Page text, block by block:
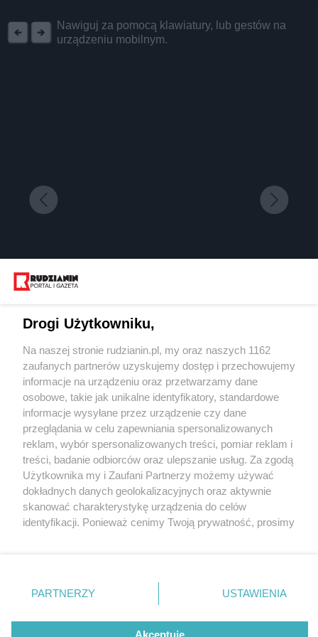
Nawiguj za pomocą klawiatury, lub gestów na
urządzeniu mobilnym.
warzywa nie muszą być drogie
5 / 1
Wydawca mediów
Nie zapomnij
zapoznać się z:
polityką prywatności regulamin korzystania z portali
Twojemiasto
Piekary Śląskie
Chorzów
Tarnowskie Góry
Gliwice
Skontakuj sięz nami
Kontakt
Wydawca
Redakcja
Drogi Użytkowniku,
Na naszej stronie rudzianin.pl, my oraz naszych 1162
zaufanych partnerów uzyskujemy dostęp i przechowujemy
informacje na urządzeniu oraz przetwarzamy dane
osobowe, takie jak unikalne identyfikatory, standardowe
informacje wysyłane przez urządzenie czy dane
przeglądania w celu zapewniania spersonalizowanych
reklam, wybór spersonalizowanych treści, pomiar reklam i
treści, badanie odbiorców oraz ulepszanie usług. Za zgodą
Użytkownika my i Zaufani Partnerzy możemy używać
dokładnych danych geolokalizacyjnych oraz aktywnie
skanować charakterystykę urządzenia do celów
identyfikacji. Ponieważ cenimy Twoją prywatność, prosimy
prywatności znajdujący się w lewym dolnym rogu strony
. Niektóre rodzaje przetwarzania danych nie wymagają
zgody użytkownika, ale masz prawo sprzeciwić się
takiemu przetwarzaniu. Preferencje będą miały
PARTNERZY USTAWIENIA
Akceptuję